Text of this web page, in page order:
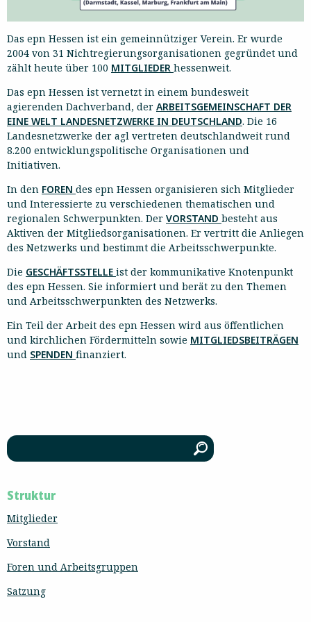
Das epn Hessen ist ein gemeinnütziger Verein. Er wurde
2004 von 31 Nichtregierungsorganisationen gegründet und
zählt heute über 100 MITGLIEDER hessenweit.
Das epn Hessen ist vernetzt in einem bundesweit
agierenden Dachverband, der ARBEITSGEMEINSCHAFT DER
EINE WELT LANDESNETZWERKE IN DEUTSCHLAND. Die 16
Landesnetzwerke der agl vertreten deutschlandweit rund
8.200 entwicklungspolitische Organisationen und
Initiativen.
In den FOREN des epn Hessen organisieren sich Mitglieder
und Interessierte zu verschiedenen thematischen und
regionalen Schwerpunkten. Der VORSTAND besteht aus
Aktiven der Mitgliedsorganisationen. Er vertritt die Anliegen
des Netzwerks und bestimmt die Arbeitsschwerpunkte.
Die GESCHÄFTSSTELLE ist der kommunikative Knotenpunkt
des epn Hessen. Sie informiert und berät zu den Themen
und Arbeitsschwerpunkten des Netzwerks.
Ein Teil der Arbeit des epn Hessen wird aus öffentlichen
und kirchlichen Fördermitteln sowie MITGLIEDSBEITRÄGEN
und SPENDEN finanziert.
Struktur
Mitglieder
Vorstand
Foren und Arbeitsgruppen
Satzung